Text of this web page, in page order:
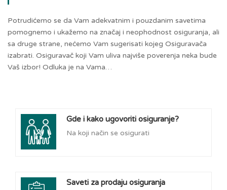
Potrudićemo se da Vam adekvatnim i pouzdanim savetima
pomognemo i ukažemo na značaj i neophodnost osiguranja, ali
sa druge strane, nećemo Vam sugerisati kojeg Osiguravača
izabrati. Osiguravač koji Vam uliva najviše poverenja neka bude
Vaš izbor! Odluka je na Vama…
Gde i kako ugovoriti osiguranje?
Na koji način se osigurati
Saveti za prodaju osiguranja